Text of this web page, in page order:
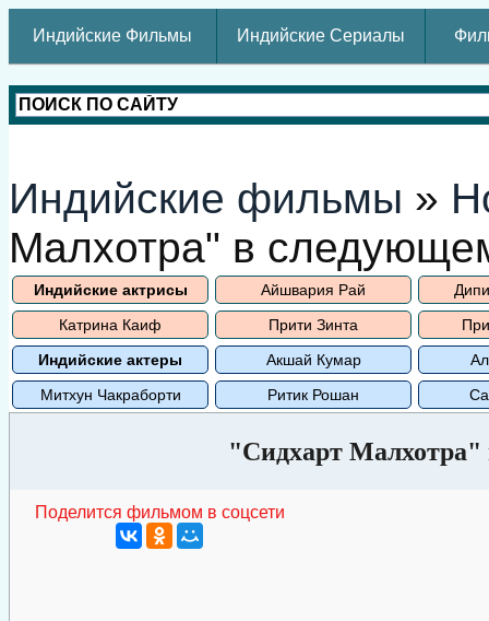
Индийские Фильмы Индийские Сериалы
Индийские фильмы »
Малхотра" в
Индийские актрисы Айшвария Рай
Катрина Каиф
Прити Зинта
Индийские актеры
Акшай Кумар
Митхун Чакраборти
Ритик Рошан
"Сидхарт
Поделится фильмом в соцсети